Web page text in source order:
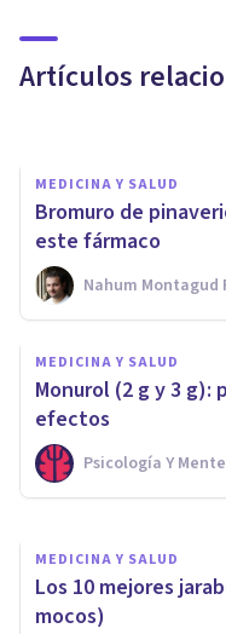
Artículos
secundarios
MEDICINA Y SALUD
Bromuro de
este fármaco
Nahum Montagud
MEDICINA Y SALUD
Monurol (2 g y 3 g):
efectos
Psicología Y Mente
MEDICINA Y SALUD
Clexane:
medicamento
Oscar Castillero
MEDICINA Y SALUD
Los 10 mejores
mocos)